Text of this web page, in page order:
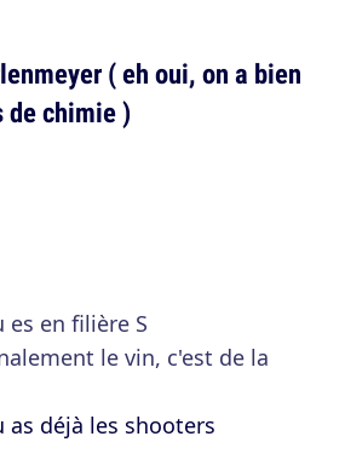
( eh oui, on a bien
de chimie )
es en filière S
le vin, c'est de la
as déjà les shooters